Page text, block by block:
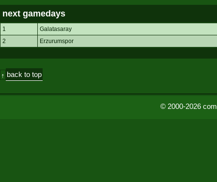
next gamedays
1
Galatasaray
2
Erzurumspor
↑ back to top
© 2000-2026